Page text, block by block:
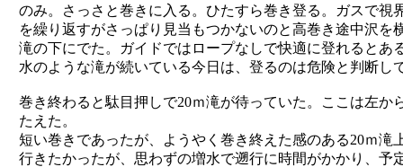
のみ。さっさと巻きに入る。ひたすら巻き登る。ガスで
を繰り返すがさっぱり見当もつかないのと高巻き途中沢
滝の下にでた。ガイドではロープなしで快適に登れると
水のような滝が続いている今日は、登るのは危険と判断し
巻き終わると駄目押しで20ｍ滝が待っていた。ここは左
たえた。
短い巻きであったが、ようやく巻き終えた感のある20ｍ
行きたかったが、思わずの増水で遡行に時間がかかり、予